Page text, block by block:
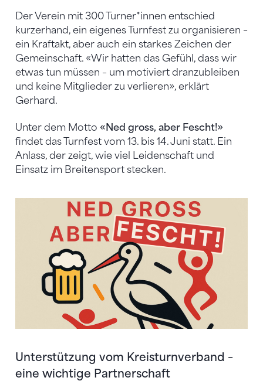
Der Verein mit 300 Turner*innen entschied
kurzerhand, ein eigenes Turnfest zu organisieren –
ein Kraftakt, aber auch ein starkes Zeichen der
Gemeinschaft. «Wir hatten das Gefühl, dass wir
etwas tun müssen – um motiviert dranzubleiben
und keine Mitglieder zu verlieren», erklärt
Gerhard.
Unter dem Motto «Ned gross, aber Fescht!»
findet das Turnfest vom 13. bis 14. Juni statt. Ein
Anlass, der zeigt, wie viel Leidenschaft und
Einsatz im Breitensport stecken.
Unterstützung vom Kreisturnverband –
eine wichtige Partnerschaft